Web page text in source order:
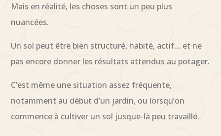
Mais en réalité, les choses sont un peu plus
nuancées.
Un sol peut être bien structuré, habité, actif… et ne
pas encore donner les résultats attendus au potager.
C’est même une situation assez fréquente,
notamment au début d’un jardin, ou lorsqu’on
commence à cultiver un sol jusque-là peu travaillé.